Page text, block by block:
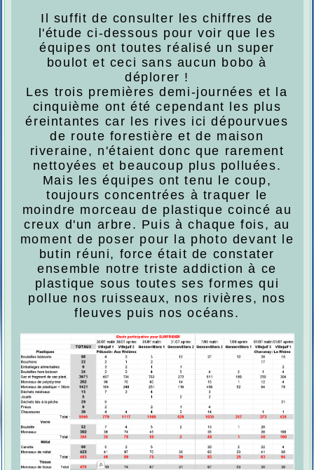
Il suffit de consulter les chiffres de
l'étude ci-dessous pour voir que les
équipes ont toutes réalisé un super
boulot et ceci sans aucun bobo à
déplorer !
Les trois premières demi-journées et la
cinquième ont été cependant les plus
éreintantes car les rives ici dépourvues
de route forestière et de maison
riveraine, n'étaient donc que rarement
nettoyées et beaucoup plus polluées.
Mais les équipes ont tenu le coup,
toujours concentrées à traquer le
moindre morceau de plastique coincé au
creux d'un arbre. Puis à chaque fois, au
moment de poser pour la photo devant le
butin réuni, force était de constater
ensemble notre triste addiction à ce
plastique sous toutes ses formes qui
pollue nos ruisseaux, nos rivières, nos
fleuves puis nos océans.